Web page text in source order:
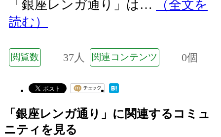
「銀座レンガ通り」は…
（全文を
読む）
閲覧数 37人 関連コンテンツ 0個
「銀座レンガ通り」に関連するコミュ
ニティを見る